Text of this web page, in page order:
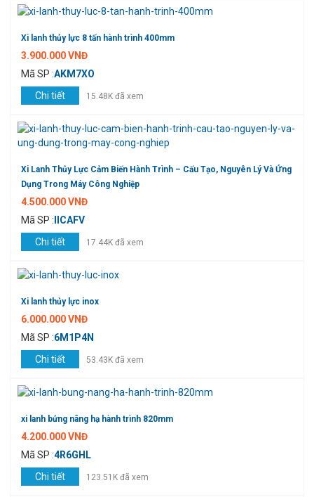
Xi lanh thủy lực 8 tấn hành trình 400mm
3.900.000 VNĐ
Mã SP :AKM7XO
Chi tiết
15.48K đã xem
Xi Lanh Thủy Lực Cảm Biến Hành Trình – Cấu Tạo, Nguyên Lý Và Ứng
Dụng Trong Máy Công Nghiệp
4.500.000 VNĐ
Mã SP : IICAFV
Chi tiết
17.44K đã xem
Xi lanh thủy lực inox
6.000.000 VNĐ
Mã SP :6M1P4N
Chi tiết
53.43K đã xem
xi lanh bửng nâng hạ hành trình 820mm
4.200.000 VNĐ
Mã SP :4R6GHL
Chi tiết
123.51K đã xem